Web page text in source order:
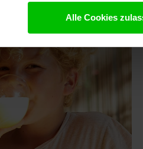
Alle Cookies